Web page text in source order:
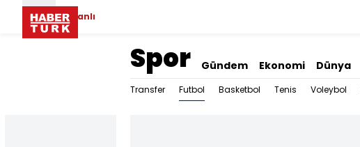
Canlı
Spor Gündem Ekonomi Dünya
Transfer Futbol Basketbol Tenis Voleybol